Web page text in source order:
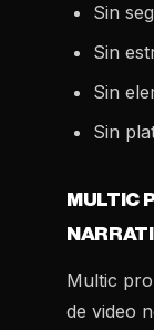
Sin
Sin
Sin
Sin
MULTIC
Multic
de video